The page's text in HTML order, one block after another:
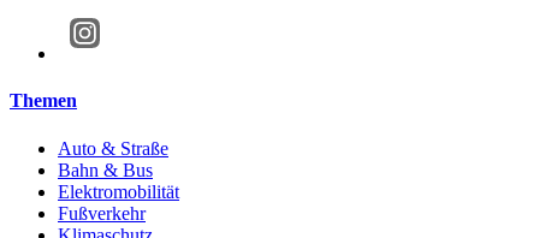
Themen
Auto & Straße
Bahn & Bus
Elektromobilität
Fußverkehr